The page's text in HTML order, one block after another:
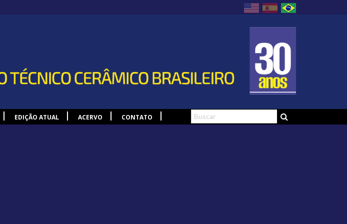
EDIÇÃO ATUAL ACERVO CONTATO